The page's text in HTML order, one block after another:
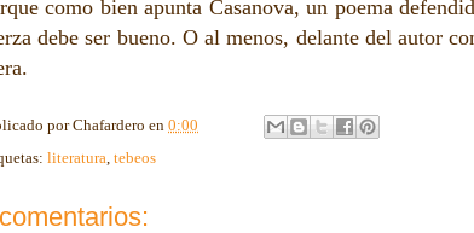
como bien apunta Casanova, un poema
debe ser bueno. O al menos, delante del autor
porChafardero en 0:00
literatura, tebeos